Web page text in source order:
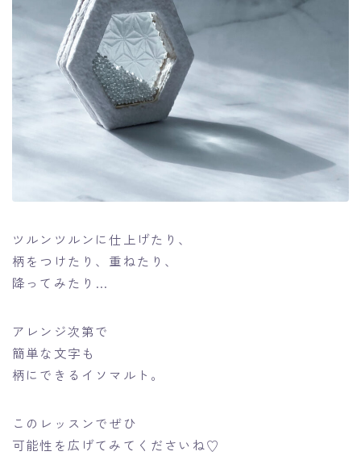
ツルンツルンに仕上げたり、
柄をつけたり、重ねたり、
降ってみたり…
アレンジ次第で
簡単な文字も
柄にできるイソマルト。
このレッスンでぜひ
可能性を広げてみてくださいね♡